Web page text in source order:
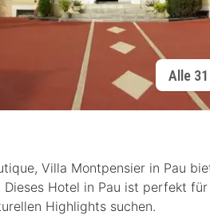
Alle
Villa Montpensier in Pau
Hotel in Pau ist perfekt
Highlights suchen.